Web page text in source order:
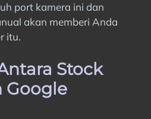
port kamera ini dan
akan memberi Anda
itu.
Stock
Google